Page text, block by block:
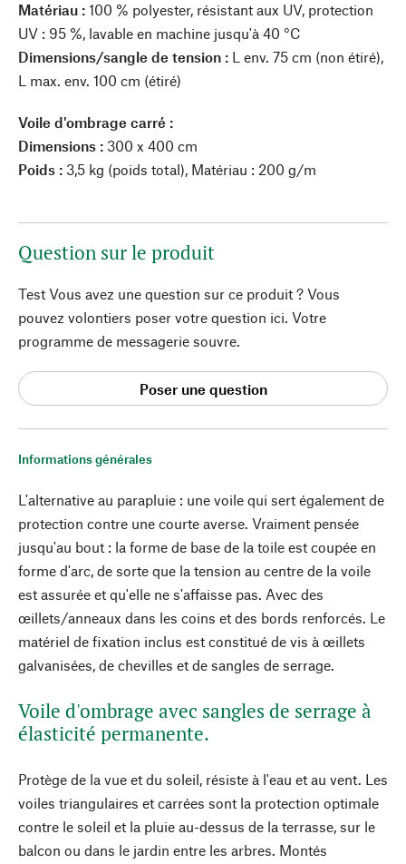
Informations générales
L'alternative au parapluie : une voile qui sert également de
protection contre une courte averse. Vraiment pensée
jusqu'au bout : la forme de base de la toile est coupée en
forme d'arc, de sorte que la tension au centre de la voile
est assurée et qu'elle ne s'affaisse pas. Avec des
œillets/anneaux dans les coins et des bords renforcés. Le
matériel de fixation inclus est constitué de vis à œillets
galvanisées, de chevilles et de sangles de serrage.
Voile d'ombrage avec sangles de serrage à
élasticité permanente.
Protège de la vue et du soleil, résiste à l'eau et au vent. Les
voiles triangulaires et carrées sont la protection optimale
contre le soleil et la pluie au-dessus de la terrasse, sur le
balcon ou dans le jardin entre les arbres. Montés
Matériau : 100 % polyester, résistant aux UV, protection
UV : 95 %, lavable en machine jusqu'à 40 °C
Dimensions/sangle de tension : L env. 75 cm (non étiré),
L max. env. 100 cm (étiré)
Voile d'ombrage carré :
Dimensions : 300 x 400 cm
Poids : 3,5 kg (poids total), Matériau : 200 g/m
Question sur le produit
Test Vous avez une question sur ce produit ? Vous
pouvez volontiers poser votre question ici. Votre
programme de messagerie souvre.
Poser une question